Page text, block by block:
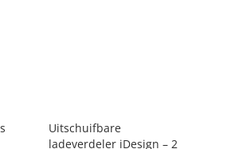
Uitschuifbare
ladeverdeler iDesign – 2